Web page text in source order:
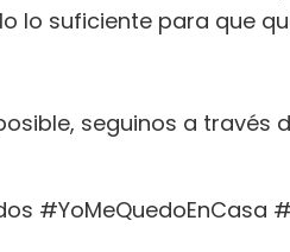
lo suficiente para que
seguinos a
#YoMeQuedoEnCasa